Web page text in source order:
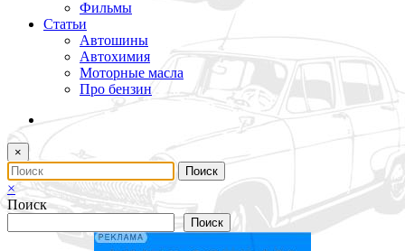
Фильмы
Статьи
Автошины
Автохимия
Моторные масла
Про бензин
×
×
Поиск
Поиск